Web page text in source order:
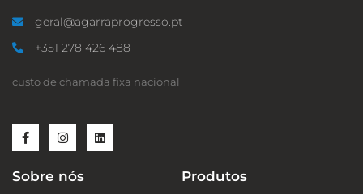
geral@agarraprogresso.pt
+351 278 426 488
custo de chamada fixa nacional
F
a
c
b
I
n
s
a
L
i
n
Sobre nós Produtos